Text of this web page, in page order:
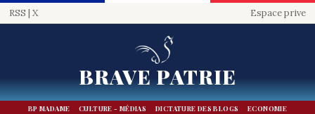
RSS | X Espace prive
BRAVE PATRIE
BP MADAME CULTURE - MÉDIAS DICTATURE DES BLOGS
ECONOMIE